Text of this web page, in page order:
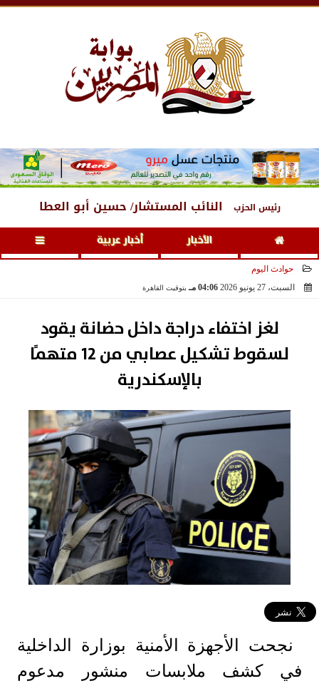
رئيس الحزب النائب المستشار/ حسين أبو العطا
الأخبار أخبار عربية
حوادث اليوم
السبت، 27 يونيو 2026
04:06 مـ بتوقيت القاهرة
لغز اختفاء دراجة داخل حضانة يقود
لسقوط تشكيل عصابي من 12 متهمًا
بالإسكندرية
نجحت الأجهزة الأمنية بوزارة الداخلية
في كشف ملابسات منشور مدعوم